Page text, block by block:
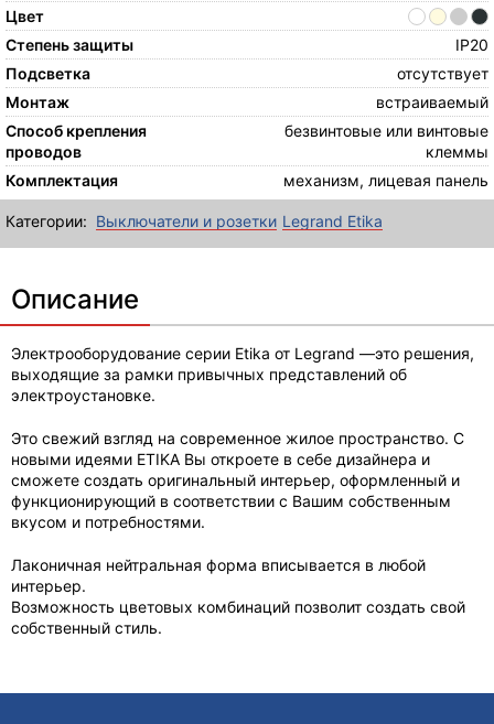
Цвет
Степень защиты
IP20
Подсветка
отсутствует
Монтаж
встраиваемый
Способ крепления
проводов
безвинтовые или винтовые
клеммы
Комплектация
механизм, лицевая панель
Категории: Выключатели и розетки Legrand Etika
Описание
Электрооборудование серии Etika от Legrand —это решения,
выходящие за рамки привычных представлений об
электроустановке.
Это свежий взгляд на современное жилое пространство. С
новыми идеями ETIKA Вы откроете в себе дизайнера и
сможете создать оригинальный интерьер, оформленный и
функционирующий в соответствии с Вашим собственным
вкусом и потребностями.
Лаконичная нейтральная форма вписывается в любой
интерьер.
Возможность цветовых комбинаций позволит создать свой
собственный стиль.